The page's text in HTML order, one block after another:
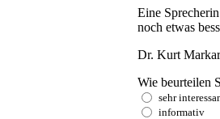
Eine
noch etwas
Dr. Kurt
Wie beurteilen
sehr
informativ